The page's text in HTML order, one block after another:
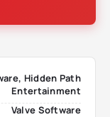
Hidden Path
Entertainment
Valve Software